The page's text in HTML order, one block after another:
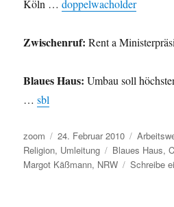
Köln …doppelwacholder
Zwischenruf: Rent a
Blaues Haus: Umbau soll
…sbl
Autor
zoom
Veröffentlicht
am
24. Februar 2010
Religion, Umleitung Schlagwörter
Blaues Haus,
Margot Käßmann, NRW Schreibe